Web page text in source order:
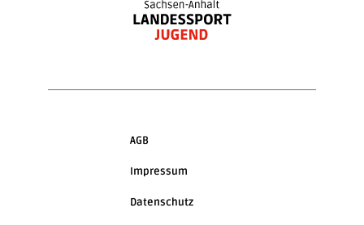
AGB
Impressum
Datenschutz